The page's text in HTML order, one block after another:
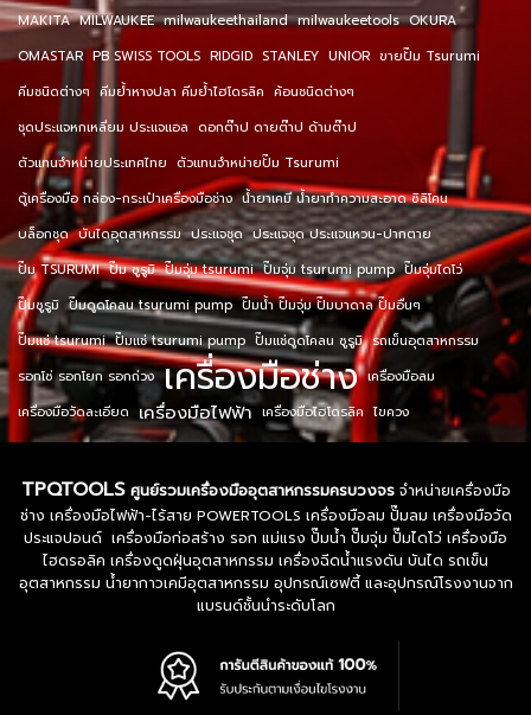
MAKITA MILWAUKEE milwaukeethailand milwaukeetools OKURA
OMASTAR PB SWISS TOOLS RIDGID STANLEY UNIOR ขายปั๊ม Tsurumi
คีมชนิดต่างๆ คีมย้ำหางปลา คีมย้ำไฮโดรลิค ค้อนชนิดต่างๆ
ชุดประแจหกเหลี่ยม ประแจแอล ดอกต๊าป ดายต๊าป ด้ามต๊าป
ตัวแทนจำหน่ายประเทศไทย ตัวแทนจำหน่ายปั๊ม Tsurumi
ตู้เครื่องมือ กล่อง-กระเป๋าเครื่องมือช่าง น้ำยาเคมี น้ำยาทำความสะอาด ซิลิโคน
บล็อกชุด บันไดอุตสาหกรรม ประแจชุด ประแจชุด ประแจแหวน-ปากตาย
ปั๊ม TSURUMI ปั๊ม ซูรูมิ ปั๊มจุ่ม tsurumi ปั๊มจุ่ม tsurumi pump ปั๊มจุ่มไดโว่
ปั๊มซูรูมิ ปั๊มดูดโคลน tsurumi pump ปั๊มน้ำ ปั๊มจุ่ม ปั๊มบาดาล ปั๊มอื่นๆ
ปั๊มแช่ tsurumi ปั๊มแช่ tsurumi pump ปั๊มแช่ดูดโคลน ซูรูมิ รถเข็นอุตสาหกรรม
รอกโซ่ รอกโยก รอกถ่วง เครื่องมือช่าง เครื่องมือลม
เครื่องมือวัดละเอียด เครื่องมือไฟฟ้า เครื่องมือไฮโดรลิค ไขควง
TPQTOOLS ศูนย์รวมเครื่องมืออุตสาหกรรมครบวงจรจำหน่ายเครื่องมือ
ช่าง เครื่องมือไฟฟ้า-ไร้สาย POWERTOOLS เครื่องมือลม ปั๊มลม เครื่องมือวัด
ประแจปอนด์ เครื่องมือก่อสร้าง รอก แม่แรง ปั๊มน้ำ ปั๊มจุ่ม ปั๊มไดโว่ เครื่องมือ
ไฮดรอลิค เครื่องดูดฝุ่นอุตสาหกรรม เครื่องฉีดน้ำแรงดัน บันได รถเข็น
อุตสาหกรรม น้ำยากาวเคมีอุตสาหกรรม อุปกรณ์เซฟตี้ และอุปกรณ์โรงงานจาก
แบรนด์ชั้นนำระดับโลก